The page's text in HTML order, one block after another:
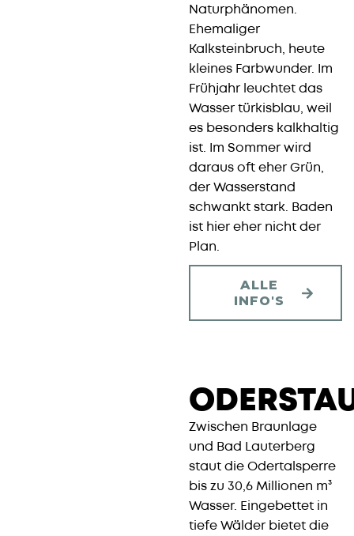
Naturphänomen.
Ehemaliger
Kalksteinbruch, heute
kleines Farbwunder. Im
Frühjahr leuchtet das
Wasser türkisblau, weil
es besonders kalkhaltig
ist. Im Sommer wird
daraus oft eher Grün,
der Wasserstand
schwankt stark. Baden
ist hier eher nicht der
Plan.
ALLE
INFO'S
Zwischen Braunlage
und Bad Lauterberg
staut die Odertalsperre
bis zu 30,6 Millionen m³
Wasser. Eingebettet in
tiefe Wälder bietet die